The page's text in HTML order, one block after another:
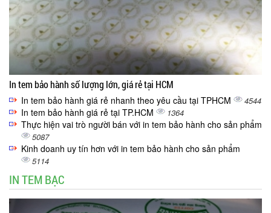
In tem bảo hành số lượng lớn, giá rẻ tại HCM
In tem bảo hành giá rẻ nhanh theo yêu cầu tại TPHCM 4544
In tem bảo hành giá rẻ tại TP.HCM 1364
Thực hiện vai trò người bán với in tem bảo hành cho sản phẩm
5087
Kinh doanh uy tín hơn với in tem bảo hành cho sản phẩm
5114
IN TEM BẠC